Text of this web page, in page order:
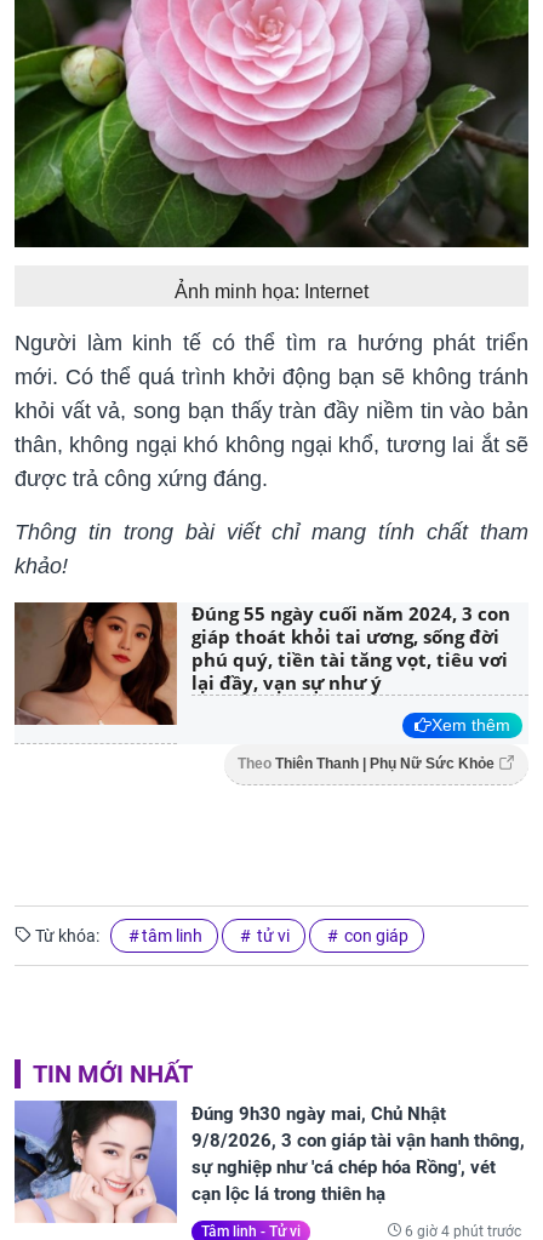
Ảnh minh họa: Internet
Người làm kinh tế có thể tìm ra hướng phát triển
mới. Có thể quá trình khởi động bạn sẽ không tránh
khỏi vất vả, song bạn thấy tràn đầy niềm tin vào bản
thân, không ngại khó không ngại khổ, tương lai ắt sẽ
được trả công xứng đáng.
Thông tin trong bài viết chỉ mang tính chất tham
khảo!
Đúng 55 ngày cuối năm 2024, 3 con
giáp thoát khỏi tai ương, sống đời
phú quý, tiền tài tăng vọt, tiêu vơi
lại đầy, vạn sự như ý
Xem thêm
Theo Thiên Thanh | Phụ Nữ Sức Khỏe
Từ khóa: tâm linh tử vi con giáp
TIN MỚI NHẤT
Đúng 9h30 ngày mai, Chủ Nhật
9/8/2026, 3 con giáp tài vận hanh thông,
sự nghiệp như 'cá chép hóa Rồng', vét
cạn lộc lá trong thiên hạ
Tâm linh - Tử vi 6 giờ 4 phút trước